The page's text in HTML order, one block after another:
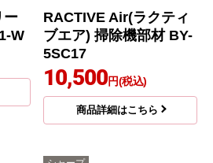
ー
W
RACTIVE Air(ラクティ
ブエア) 掃除機部材 BY-
5SC17
10,500円(税込)
商品詳細はこちら